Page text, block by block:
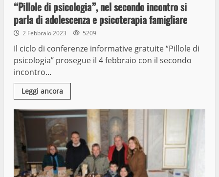
“Pillole di psicologia”, nel secondo incontro si
parla di adolescenza e psicoterapia famigliare
2 Febbraio 2023 5209
Il ciclo di conferenze informative gratuite “Pillole di
psicologia” prosegue il 4 febbraio con il secondo
incontro...
Leggi ancora